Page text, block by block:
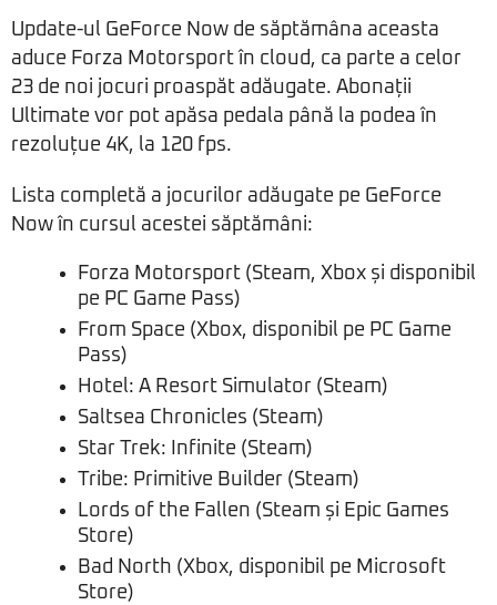
Update-ul GeForce Now de săptămâna aceasta
aduce Forza Motorsport în cloud, ca parte a celor
23 de noi jocuri proaspăt adăugate. Abonații
Ultimate vor pot apăsa pedala până la podea în
rezoluțue 4K, la 120 fps.
Lista completă a jocurilor adăugate pe GeForce
Now în cursul acestei săptămâni:
Forza Motorsport (Steam, Xbox și disponibil
pe PC Game Pass)
From Space (Xbox, disponibil pe PC Game
Pass)
Hotel: A Resort Simulator (Steam)
Saltsea Chronicles (Steam)
Star Trek: Infinite (Steam)
Tribe: Primitive Builder (Steam)
Lords of the Fallen (Steam și Epic Games
Store)
Bad North (Xbox, disponibil pe Microsoft
Store)